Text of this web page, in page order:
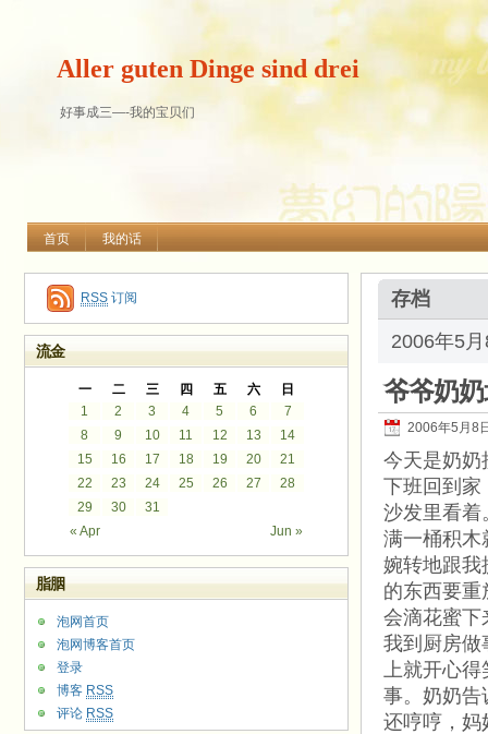
Aller guten Dinge sind drei
好事成三—-我的宝贝们
首页 我的话
存档
2006年5
爷爷奶
2006年5月8
今天是奶奶
下班回到家
沙发里看着
满一桶积木
婉转地跟我
的东西要
会滴花蜜下
我到厨房做
上就开心得
事。奶奶告
还哼哼，妈
RSS 订阅
流金
一 二 三 四 五 六 日
« Apr Jun »
1 2 3 4 5 6
7
8
9 10 11 12 13
14
15
16 17 18 19 20
21
22
23 24 25 26 27
28
29
30 31
脂胭
泡网首页
泡网博客首页
登录
博客 RSS
评论 RSS